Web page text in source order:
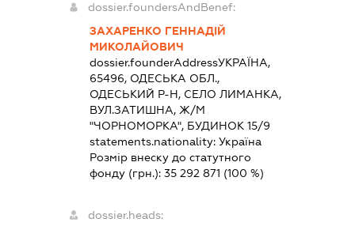
dossier.foundersAndBenef:
ЗАХАРЕНКО ГЕННАДІЙ
МИКОЛАЙОВИЧ
dossier.founderAddressУКРАЇНА,
65496, ОДЕСЬКА ОБЛ.,
ОДЕСЬКИЙ Р-Н, СЕЛО ЛИМАНКА,
ВУЛ.ЗАТИШНА, Ж/М
"ЧОРНОМОРКА", БУДИНОК 15/9
statements.nationality:Україна
Розмір внеску до статутного
фонду (грн.):35 292 871 (100 %)
dossier.heads: